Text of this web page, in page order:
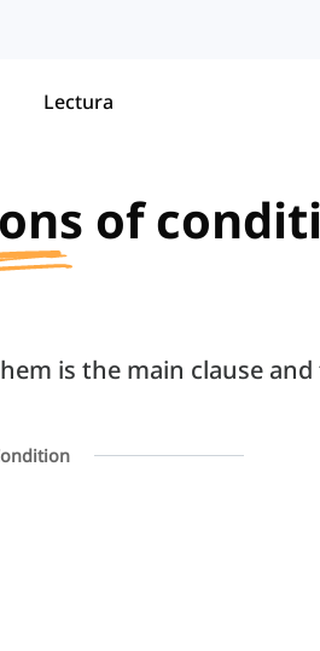
Lectura
of
is the main clause